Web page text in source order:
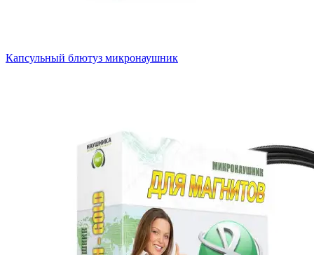
Капсульный блютуз микронаушник